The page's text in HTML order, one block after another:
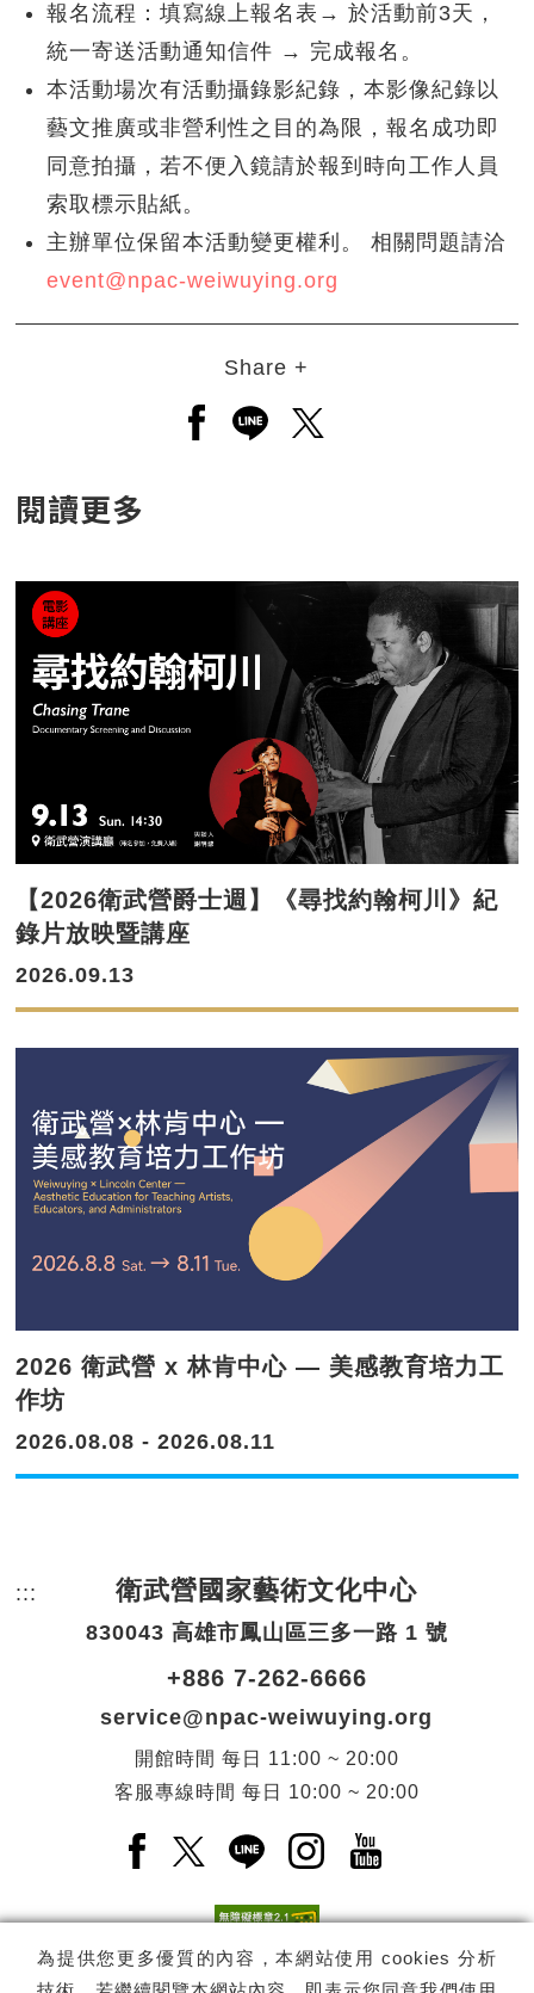
報名流程：填寫線上報名表→ 於活動前3天，
統一寄送活動通知信件 → 完成報名。
本活動場次有活動攝錄影紀錄，本影像紀錄以
藝文推廣或非營利性之目的為限，報名成功即
同意拍攝，若不便入鏡請於報到時向工作人員
索取標示貼紙。
主辦單位保留本活動變更權利。 相關問題請洽
event@npac-weiwuying.org
Share +
另開新視窗分享至facebook
另開新視窗分享至line
另開新視窗分享至
閱讀更多
【2026衛武營爵士週】《尋找約翰柯川》紀
錄片放映暨講座
2026.09.13
2026 衛武營 x 林肯中心 — 美感教育培力工
作坊
2026.08.08 - 2026.08.11
為提供您更多優質的內容，本網站使用 cookies 分析
::: 頁尾網站資訊。
衛武營國家藝術文化中心
830043 高雄市鳳山區三多一路 1 號
+886 7-262-6666
service@npac-weiwuying.org
開館時間 每日
11:00 ~ 20:00
客服專線時間 每日 10:00 ~ 20:00
Facebook(另開新視窗)
X(另開新視窗)
LINE(另開新視窗)
Instagram(另開新視
YouTube(另開